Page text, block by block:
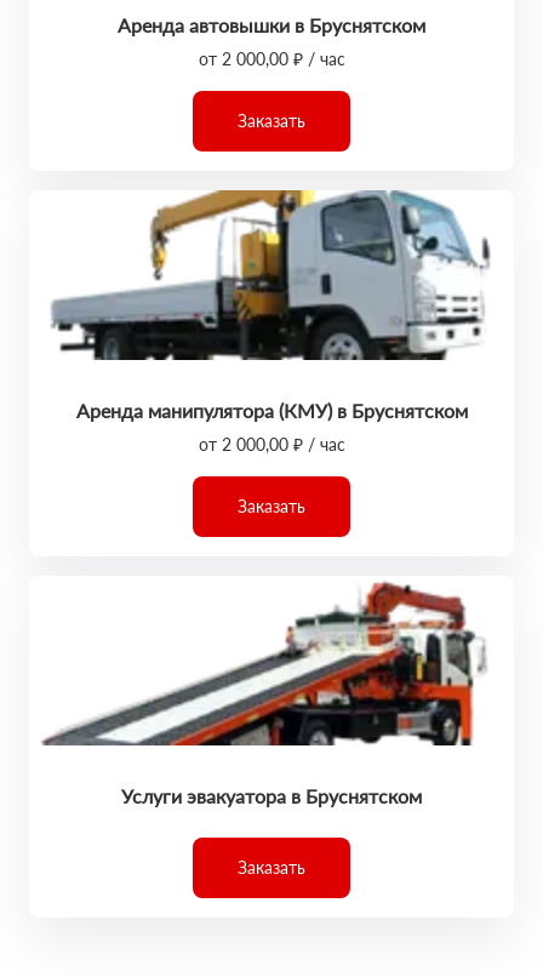
Аренда автовышки в Бруснятском
от 2 000,00 ₽ / час
Заказать
Аренда манипулятора (КМУ) в Бруснятском
от 2 000,00 ₽ / час
Заказать
Услуги эвакуатора в Бруснятском
Заказать